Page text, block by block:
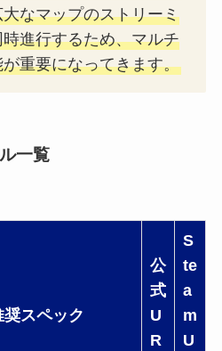
なマップのストリーミ
進行するため、マルチ
重要になってきます。
一覧
奨スペック
公
式
U
R
S
te
a
m
U